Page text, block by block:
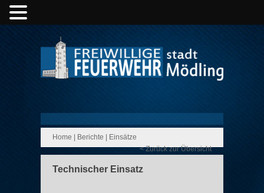
Home Berichte
Einsätze
< Zurück zur Übersicht
Technischer Einsatz